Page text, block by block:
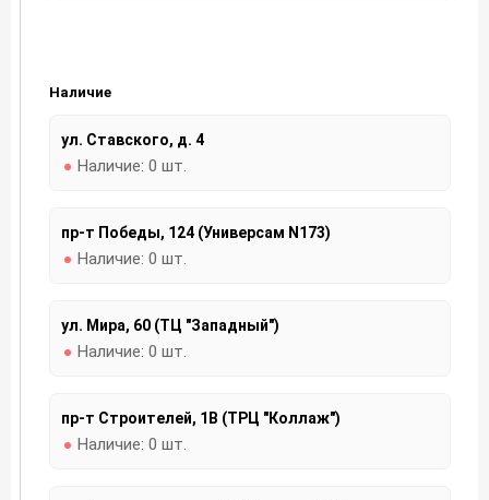
Наличие
ул. Ставского, д. 4
Наличие: 0 шт.
пр-т Победы, 124 (Универсам N173)
Наличие: 0 шт.
ул. Мира, 60 (ТЦ "Западный")
Наличие: 0 шт.
пр-т Строителей, 1В (ТРЦ "Коллаж")
Наличие: 0 шт.